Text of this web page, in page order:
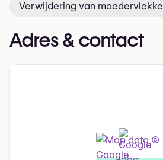
Verwijdering van
Adres & contact